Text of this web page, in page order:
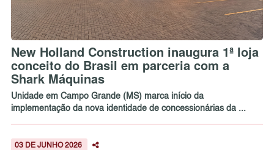
New Holland Construction inaugura 1ª loja
conceito do Brasil em parceria com a
Shark Máquinas
Unidade em Campo Grande (MS) marca início da
implementação da nova identidade de concessionárias da ...
03 DE JUNHO 2026